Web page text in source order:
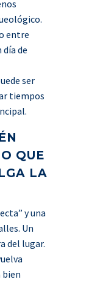
entre
de
ser
tiempos
QUE
LA
y una
Un
del lugar.
bien